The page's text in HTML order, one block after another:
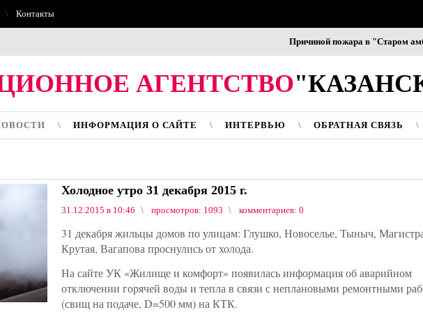
Контакты
Причиной пожара в "Старом
АГЕНТСТВО
ИНФОРМАЦИЯ О САЙТЕ ИНТЕРВЬЮ ОБРАТНАЯ СВЯЗЬ
Холодное утро 31 декабря 2015 г.
31.12.2015 в 10:46 просмотров: 1093 комментариев: 0
31 декабря жильцы домов по улицам: Глушко, Новоселье, Тыныч,
Крутая, Вагапова проснулись от холода.
На сайте УК «Жилище и комфорт» появилась информация об аварийном
отключении горячей воды и тепла в связи с неплановыми ремонтными
(свищ на подаче, D=500 мм) на КТК.